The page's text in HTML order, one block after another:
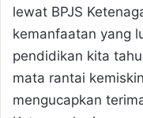
lewat BPJS
kemanfaatan yang
pendidikan kita
mata rantai
mengucapkan